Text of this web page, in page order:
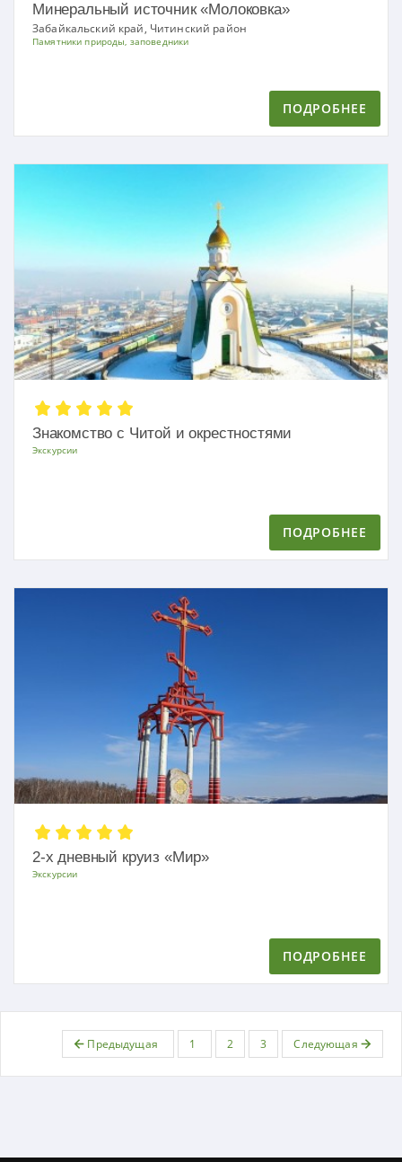
Минеральный источник «Молоковка»
Забайкальский край, Читинский район
Памятники природы, заповедники
ПОДРОБНЕЕ
Знакомство с Читой и окрестностями
Экскурсии
ПОДРОБНЕЕ
2-х дневный круиз «Мир»
Экскурсии
ПОДРОБНЕЕ
Предыдущая 1 2 3 Следующая